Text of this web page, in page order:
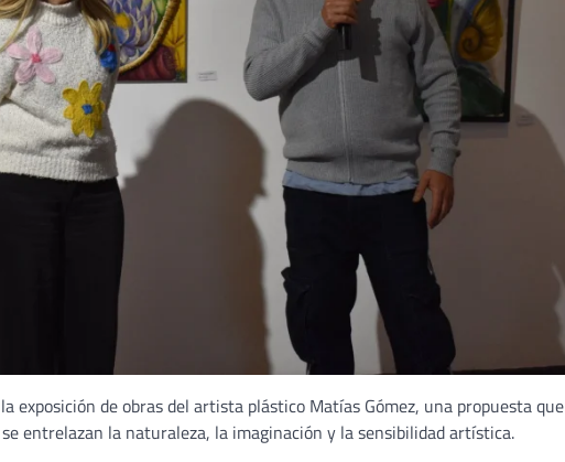
exposición de obras del artista plástico Matías Gómez, una propuesta que
entrelazan la naturaleza, la imaginación y la sensibilidad artística.